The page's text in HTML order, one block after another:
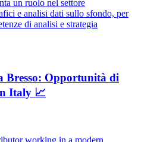
Bresso: Opportunità di
Italy 📈